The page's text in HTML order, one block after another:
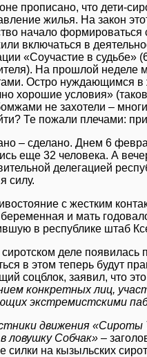
прописано, что дети-
жилья. На закон
начало формироваться
включаться в
«Соучастие в
На прошлой неделе
Остро нуждающимся
хорошие условия»
не захотели –
Те пожали плечами:
– сделано. Днем 6
еще 32 человека. А
делегацией
силу.
с жестким
и мать
в республике штаб
сиротском деле появилась
в этом теперь будут
соцблок, заявил, что это
конкретных лиц,
экстремистскими
движения
ловушку Собчак» –
силки на кызыльских